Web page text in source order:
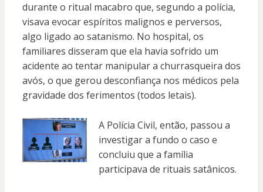
durante o ritual macabro que, segundo a polícia,
visava evocar espíritos malignos e perversos,
algo ligado ao satanismo. No hospital, os
familiares disseram que ela havia sofrido um
acidente ao tentar manipular a churrasqueira dos
avós, o que gerou desconfiança nos médicos pela
gravidade dos ferimentos (todos letais).
A Polícia Civil, então, passou a
investigar a fundo o caso e
concluiu que a família
participava de rituais satânicos.